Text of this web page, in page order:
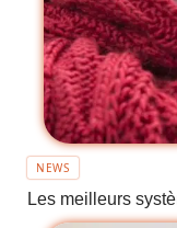
NEWS
Les meilleurs